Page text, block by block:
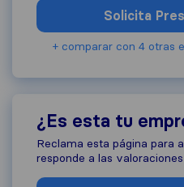
Solicita
+ comparar con 4 otras
¿Es esta tu
Reclama esta página para
responde a las